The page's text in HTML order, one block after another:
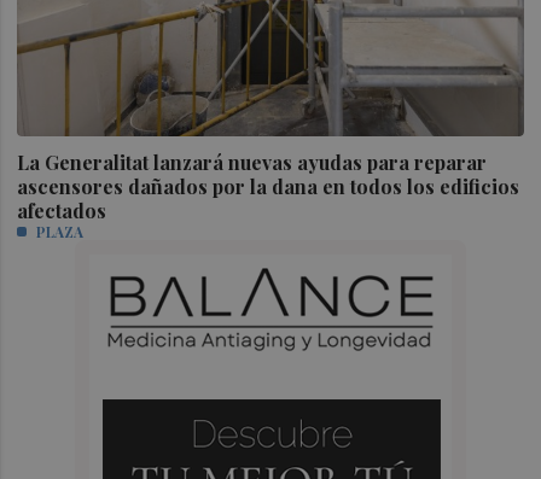
La Generalitat lanzará nuevas ayudas para reparar
ascensores dañados por la dana en todos los edificios
afectados
PLAZA